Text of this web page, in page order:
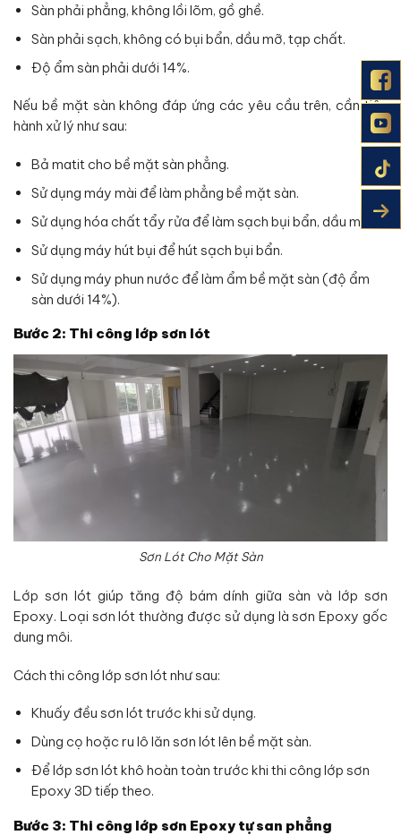
Sàn phải phẳng, không lồi lõm, gồ ghề.
Sàn phải sạch, không có bụi bẩn, dầu mỡ, tạp chất.
Độ ẩm sàn phải dưới 14%.
Nếu bề mặt sàn không đáp ứng các yêu cầu trên, cần tiến
hành xử lý như sau:
Bả matit cho bề mặt sàn phẳng.
Sử dụng máy mài để làm phẳng bề mặt sàn.
Sử dụng hóa chất tẩy rửa để làm sạch bụi bẩn, dầu mỡ.
Sử dụng máy hút bụi để hút sạch bụi bẩn.
Sử dụng máy phun nước để làm ẩm bề mặt sàn (độ ẩm
sàn dưới 14%).
Bước 2: Thi công lớp sơn lót
Sơn Lót Cho Mặt Sàn
Lớp sơn lót giúp tăng độ bám dính giữa sàn và lớp sơn
Epoxy. Loại sơn lót thường được sử dụng là sơn Epoxy gốc
dung môi.
Cách thi công lớp sơn lót như sau:
Khuấy đều sơn lót trước khi sử dụng.
Dùng cọ hoặc ru lô lăn sơn lót lên bề mặt sàn.
Để lớp sơn lót khô hoàn toàn trước khi thi công lớp sơn
Epoxy 3D tiếp theo.
Bước 3: Thi công lớp sơn Epoxy tự san phẳng